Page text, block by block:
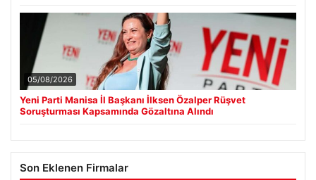
05/08/2026
Yeni Parti Manisa İl Başkanı İlksen Özalper Rüşvet
Soruşturması Kapsamında Gözaltına Alındı
Son Eklenen Firmalar